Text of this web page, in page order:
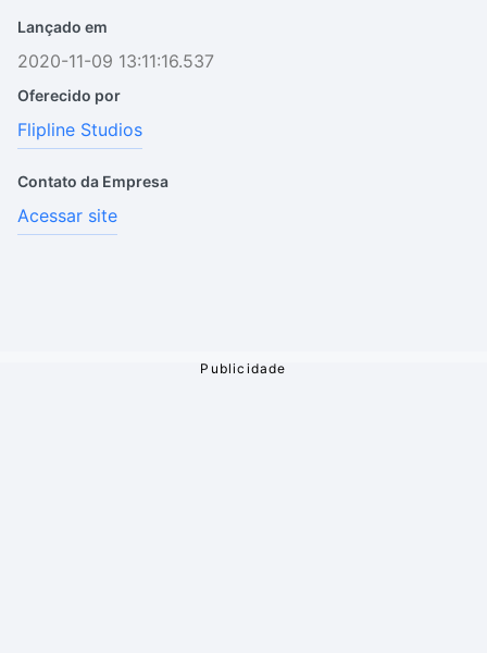
Lançado em
2020-11-09 13:11:16.537
Oferecido por
Flipline Studios
Contato da Empresa
Acessar site